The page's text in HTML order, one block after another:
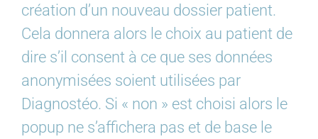
création d’un nouveau dossier patient.
Cela donnera alors le choix au patient de
dire s’il consent à ce que ses données
anonymisées soient utilisées par
Diagnostéo. Si « non » est choisi alors le
popup ne s’affichera pas et de base le